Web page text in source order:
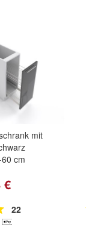
mit
cm
30
€
22